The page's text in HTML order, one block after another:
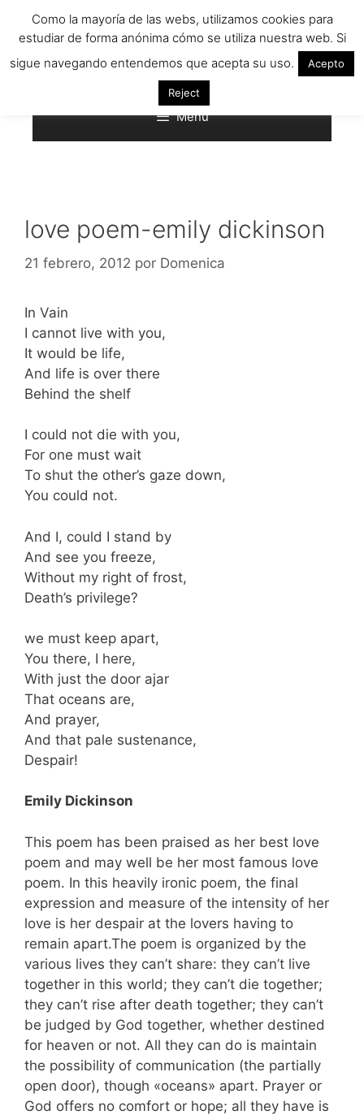
Menú
love poem-emily dickinson
21 febrero, 2012 por Domenica
In Vain
I cannot live with you,
It would be life,
And life is over there
Behind the shelf
I could not die with you,
For one must wait
To shut the other’s gaze down,
You could not.
And I, could I stand by
And see you freeze,
Without my right of frost,
Death’s privilege?
we must keep apart,
You there, I here,
With just the door ajar
That oceans are,
And prayer,
And that pale sustenance,
Despair!
Emily Dickinson
This poem has been praised as her best love
poem and may well be her most famous love
poem. In this heavily ironic poem, the final
expression and measure of the intensity of her
love is her despair at the lovers having to
remain apart.The poem is organized by the
various lives they can’t share: they can’t live
together in this world; they can’t die together;
they can’t rise after death together; they can’t
be judged by God together, whether destined
for heaven or not. All they can do is maintain
the possibility of communication (the partially
open door), though «oceans» apart. Prayer or
God offers no comfort or hope; all they have is
Como la mayoría de las webs, utilizamos cookies para
estudiar de forma anónima cómo se utiliza nuestra web. Si
sigue navegando entendemos que acepta su uso.
Acepto
Reject